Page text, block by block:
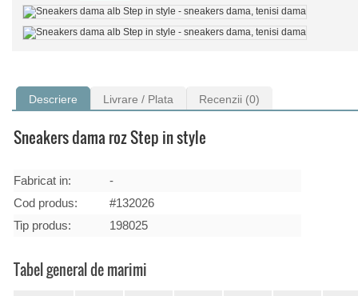
Descriere Livrare / Plata Recenzii (0)
Sneakers dama roz Step in style
Fabricat in:
-
Cod produs:
#132026
Tip produs:
198025
Tabel general de marimi